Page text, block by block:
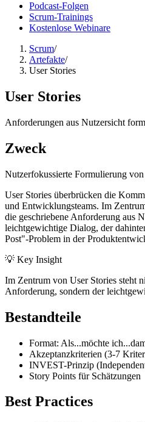
Podcast-Folgen
Scrum-Trainings
Kostenlose Webinare
Scrum/
Artefakte/
User Stories
User Stories
Anforderungen aus Nutzersicht
Zweck
Nutzerfokussierte Formulierung
User Stories überbrücken die
und Entwicklungsteams. Im
die geschriebene Anforderung aus
leichtgewichtige Dialog, der
Post"-Problem in der
💡 Key Insight
Im Zentrum von User Stories steht
Anforderung, sondern der
Bestandteile
Format: Als...möchte
Akzeptanzkriterien (3-7
INVEST-Prinzip
Story Points für Schätzungen
Best Practices